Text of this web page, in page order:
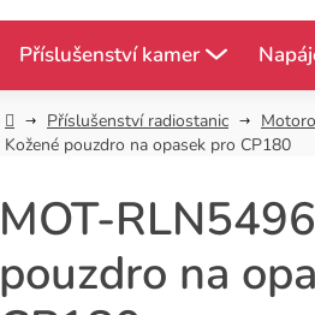
Příslušenství kamer
DomůPříslušenství radiostanic
Kožené pouzdro na opasek pro CP180
MOT-
pouzdro na